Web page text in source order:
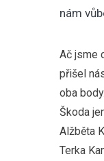
nám
Ač jsme
přišel
oba
Škoda
Alžběta
Terka